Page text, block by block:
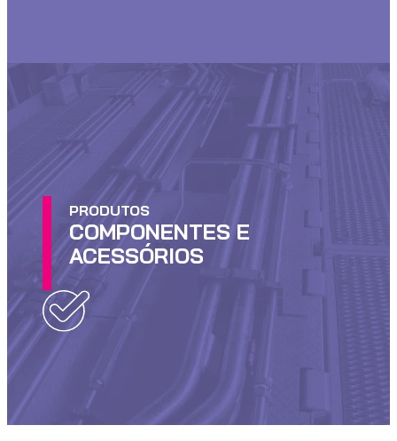
PRODUTOS
COMPONENTES E
ACESSÓRIOS